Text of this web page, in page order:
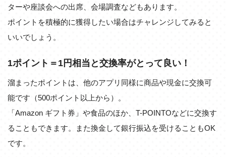
ターや座談会への出席、会場調査などもあります。
ポイントを積極的に獲得したい場合はチャレンジしてみると
いいでしょう。
1ポイント＝1円相当と交換率がとって良い！
溜まったポイントは、他のアプリ同様に商品や現金に交換可
能です（500ポイント以上から）。
「Amazon ギフト券」や食品のほか、T-POINTOなどに交換す
ることもできます。また換金して銀行振込を受けることもOK
です。